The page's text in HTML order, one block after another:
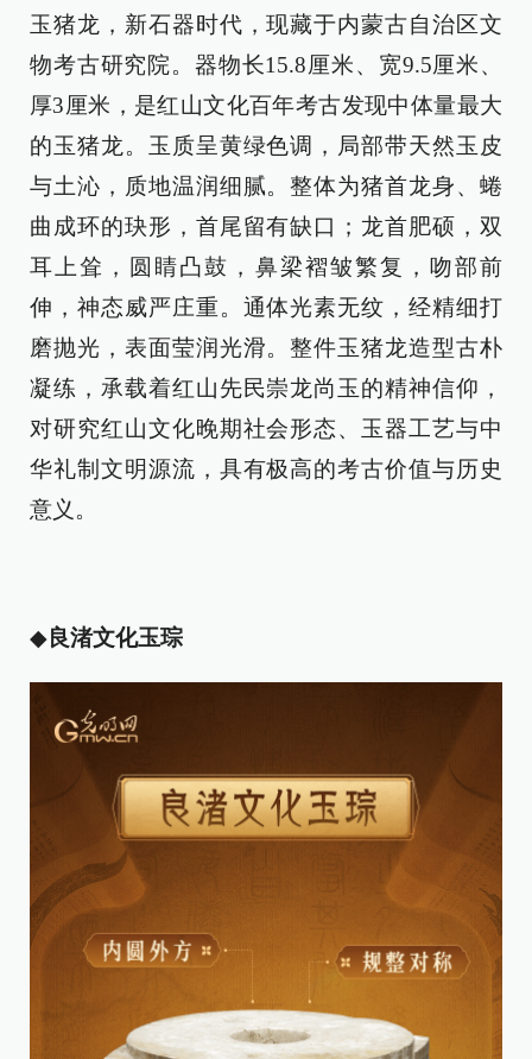
玉猪龙，新石器时代，现藏于内蒙古自治区文
物考古研究院。器物长15.8厘米、宽9.5厘米、
厚3厘米，是红山文化百年考古发现中体量最大
的玉猪龙。玉质呈黄绿色调，局部带天然玉皮
与土沁，质地温润细腻。整体为猪首龙身、蜷
曲成环的玦形，首尾留有缺口；龙首肥硕，双
耳上耸，圆睛凸鼓，鼻梁褶皱繁复，吻部前
伸，神态威严庄重。通体光素无纹，经精细打
磨抛光，表面莹润光滑。整件玉猪龙造型古朴
凝练，承载着红山先民崇龙尚玉的精神信仰，
对研究红山文化晚期社会形态、玉器工艺与中
华礼制文明源流，具有极高的考古价值与历史
意义。
◆良渚文化玉琮